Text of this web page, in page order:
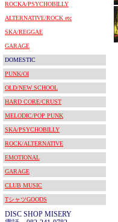
ROCKA/PSYCHOBILLY
ALTERNATIVE/ROCK etc
SKA/REGGAE
GARAGE
DOMESTIC
PUNK/OI
OLD/NEW SCHOOL
HARD CORE/CRUST
MELODIC/POP PUNK
SKA/PSYCHOBILLY
ROCK/ALTERNATIVE
EMOTIONAL
GARAGE
CLUB MUSIC
TシャツGOODS
DISC SHOP MISERY